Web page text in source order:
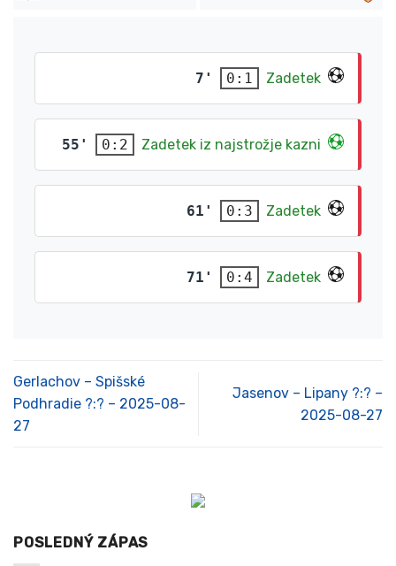
7' 0:1 Zadetek
55' 0:2 Zadetek iz najstrožje kazni
61' 0:3 Zadetek
71' 0:4 Zadetek
Gerlachov – Spišské
Podhradie ?:? – 2025-08-
27
Jasenov – Lipany ?:? –
2025-08-27
POSLEDNÝ ZÁPAS